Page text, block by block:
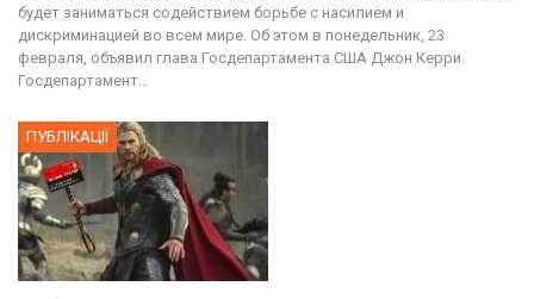
будет заниматься содействием борьбе с насилием и
дискриминацией во всем мире. Об этом в понедельник, 23
февраля, объявил глава Госдепартамента США Джон Керри.
Госдепартамент…
ПУБЛІКАЦІЇ